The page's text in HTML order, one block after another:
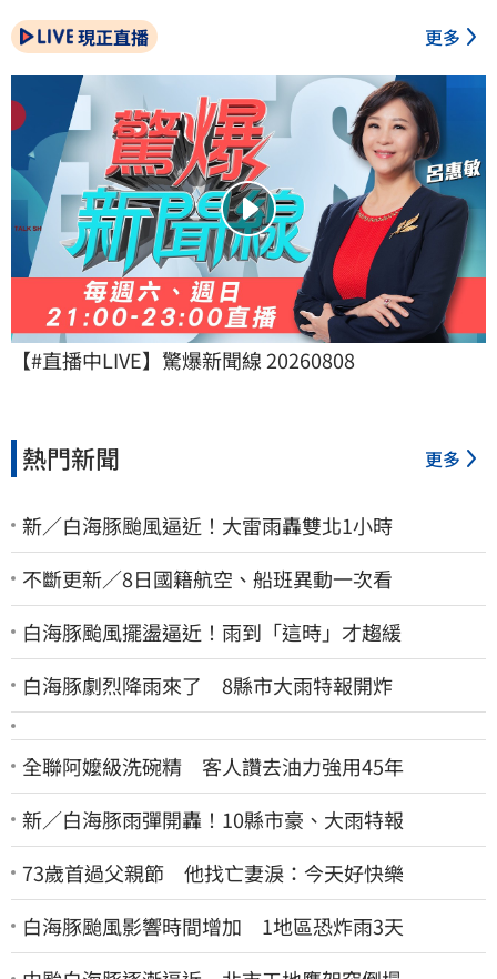
現正直播 更多
【#直播中LIVE】驚爆新聞線 20260808
熱門新聞 更多
新／白海豚颱風逼近！大雷雨轟雙北1小時
不斷更新／8日國籍航空、船班異動一次看
白海豚颱風擺盪逼近！雨到「這時」才趨緩
白海豚劇烈降雨來了 8縣市大雨特報開炸
全聯阿嬤級洗碗精 客人讚去油力強用45年
新／白海豚雨彈開轟！10縣市豪、大雨特報
73歲首過父親節 他找亡妻淚：今天好快樂
白海豚颱風影響時間增加 1地區恐炸雨3天